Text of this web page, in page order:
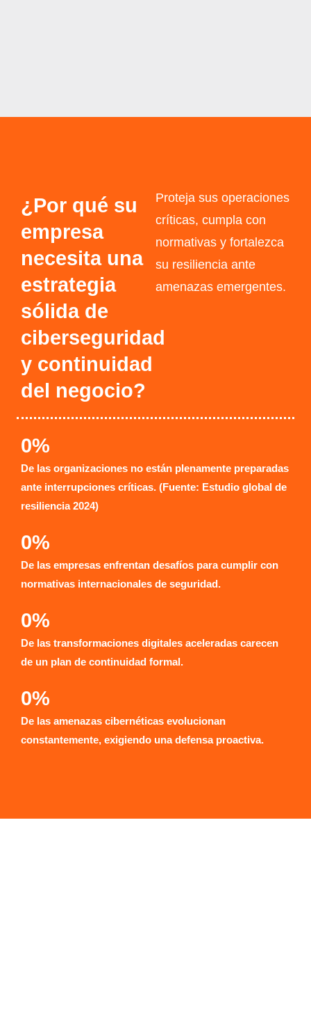
¿Por qué su
empresa
necesita una
estrategia
sólida de
ciberseguridad
y continuidad
del negocio?
Proteja sus operaciones
críticas, cumpla con
normativas y fortalezca
su resiliencia ante
amenazas emergentes.
De las organizaciones no están plenamente preparadas
ante interrupciones críticas. (Fuente: Estudio global de
resiliencia 2024)
0%
De las empresas enfrentan desafíos para cumplir con
normativas internacionales de seguridad.
0%
De las transformaciones digitales aceleradas carecen
de un plan de continuidad formal.
0%
De las amenazas cibernéticas evolucionan
constantemente, exigiendo una defensa proactiva.
0%